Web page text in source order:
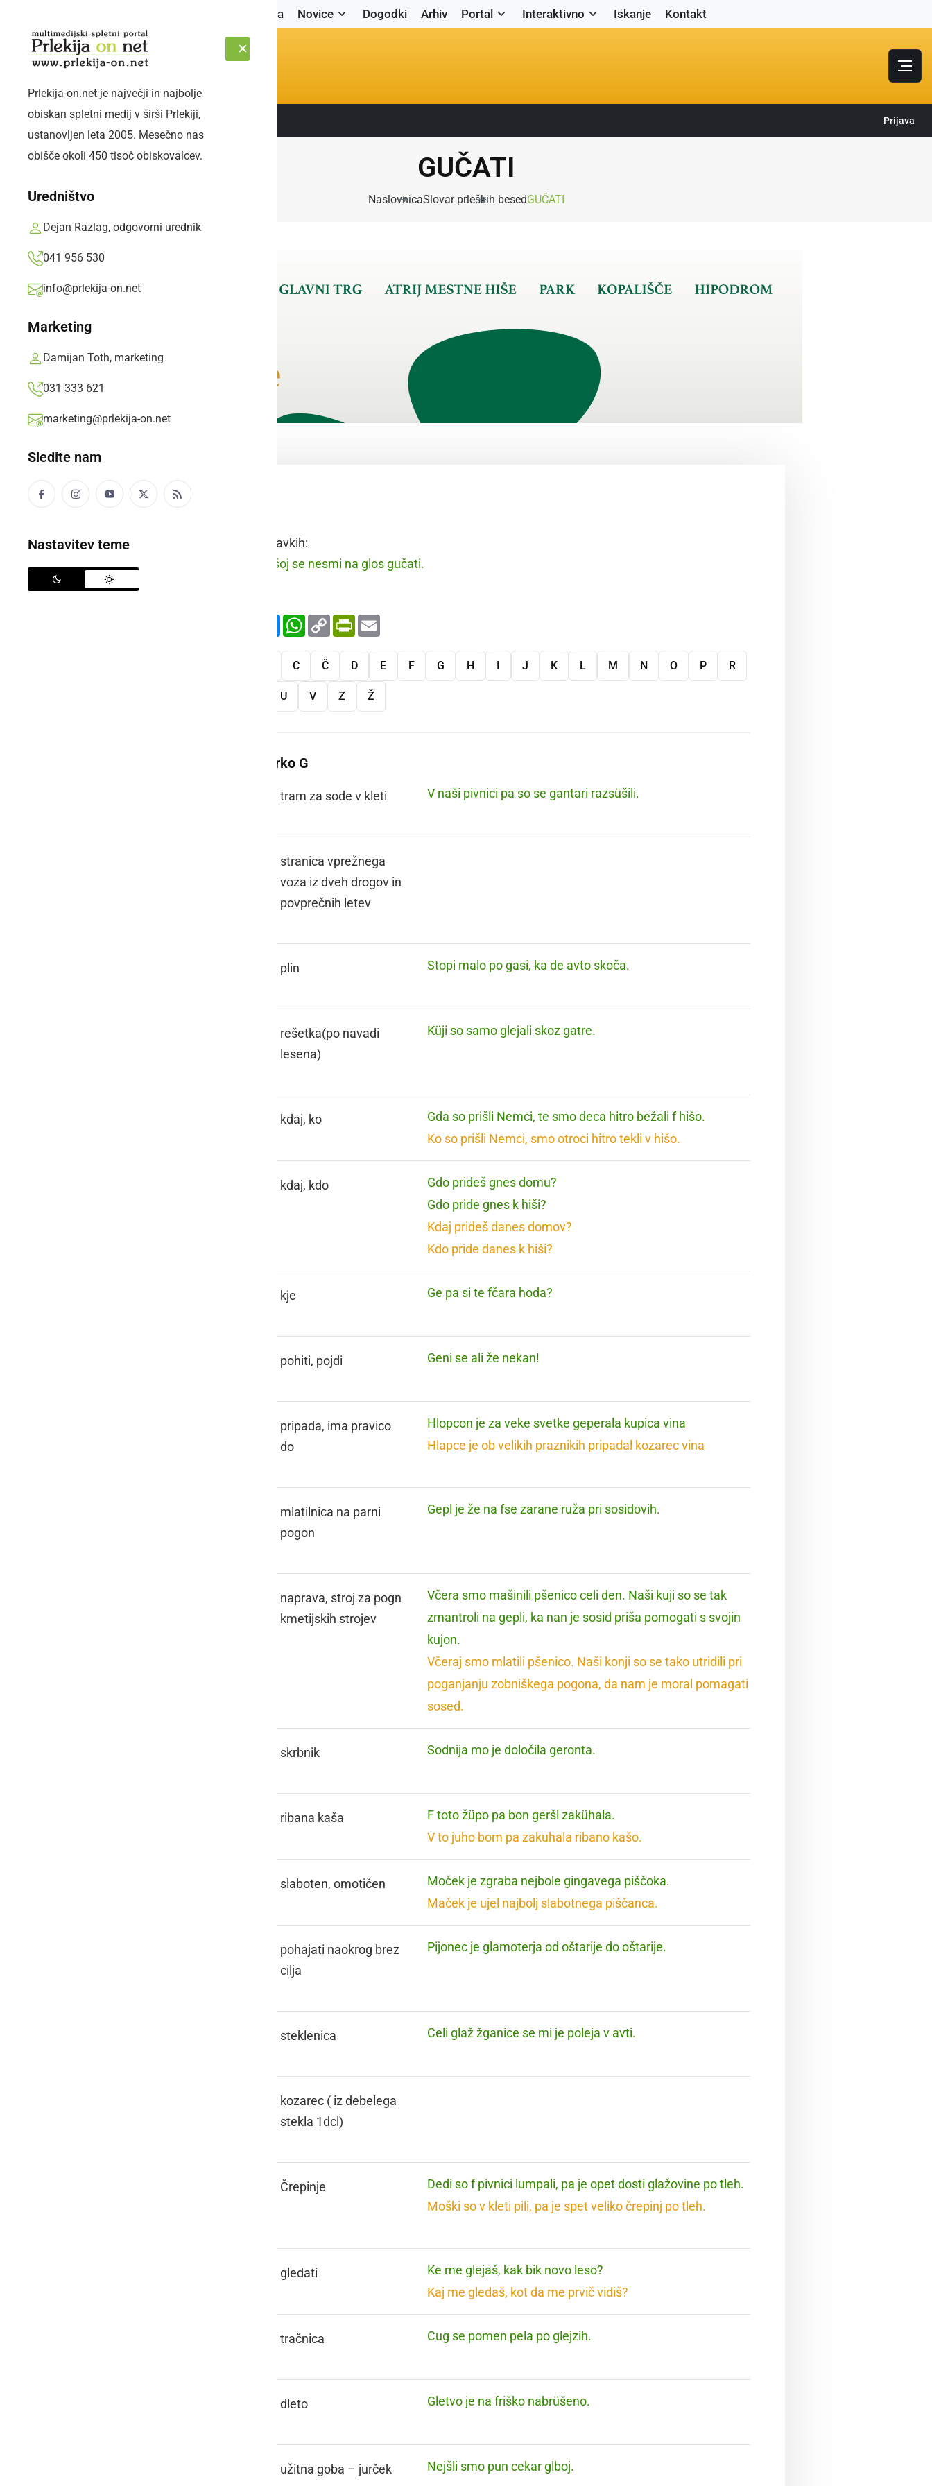
Naslovnica Novice Dogodki Arhiv Portal Interaktivno Iskanje Kontakt
ČETRTEK, 6. AVGUST 2026 Sledite nam: Prijava
Prlekija-on.net je največji in najbolje
obiskan spletni medij v širši Prlekiji,
ustanovljen leta 2005. Mesečno nas
obišče okoli 450 tisoč obiskovalcev.
Uredništvo
Dejan Razlag, odgovorni urednik
041 956 530
info@prlekija-on.net
Marketing
Damijan Toth, marketing
031 333 621
marketing@prlekija-on.net
Sledite nam
Nastavitev teme
GUČATI
NaslovnicaSlovar prleških besedGUČATI
govoriti
Raba besede v stavkih:
Med mešoj se nesmi na glos gučati.
FacebookMessenger
WhatsApp
Copy
Link
PrintFriendly
C Č D E F G H I J K L M N O P R
U V Z Ž
Več besed na črko G
tram za sode v kleti V naši pivnici pa so se gantari razsüšili.
stranica vprežnega
voza iz dveh drogov in
povprečnih letev
plin Stopi malo po gasi, ka de avto skoča.
rešetka(po navadi
lesena)
Küji so samo glejali skoz gatre.
kdaj, ko
Gda so prišli Nemci, te smo deca hitro bežali f hišo.
Ko so prišli Nemci, smo otroci hitro tekli v hišo.
kdaj, kdo
Gdo prideš gnes domu?
Gdo pride gnes k hiši?
Kdaj prideš danes domov?
Kdo pride danes k hiši?
kje Ge pa si te fčara hoda?
pohiti, pojdi Geni se ali že nekan!
pripada, ima pravico
do
Hlopcon je za veke svetke geperala kupica vina
Hlapce je ob velikih praznikih pripadal kozarec vina
mlatilnica na parni
pogon
Gepl je že na fse zarane ruža pri sosidovih.
naprava, stroj za pogn
kmetijskih strojev
Včera smo mašinili pšenico celi den. Naši kuji so se tak
zmantroli na gepli, ka nan je sosid priša pomogati s svojin
kujon.
Včeraj smo mlatili pšenico. Naši konji so se tako utridili pri
poganjanju zobniškega pogona, da nam je moral pomagati
sosed.
skrbnik Sodnija mo je določila geronta.
ribana kaša
F toto žüpo pa bon geršl zakühala.
V to juho bom pa zakuhala ribano kašo.
slaboten, omotičen
Moček je zgraba nejbole gingavega piščoka.
Maček je ujel najbolj slabotnega piščanca.
pohajati naokrog brez
cilja
Pijonec je glamoterja od oštarije do oštarije.
steklenica Celi glaž žganice se mi je poleja v avti.
kozarec ( iz debelega
stekla 1dcl)
Črepinje
Dedi so f pivnici lumpali, pa je opet dosti glažovine po tleh.
Moški so v kleti pili, pa je spet veliko črepinj po tleh.
gledati
Ke me glejaš, kak bik novo leso?
Kaj me gledaš, kot da me prvič vidiš?
tračnica Cug se pomen pela po glejzih.
dleto Gletvo je na friško nabrüšeno.
užitna goba – jurček Nejšli smo pun cekar glboj.